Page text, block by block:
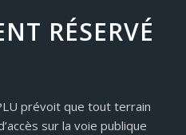
RÉSERVÉ
prévoit que tout terrain
sur la voie publique